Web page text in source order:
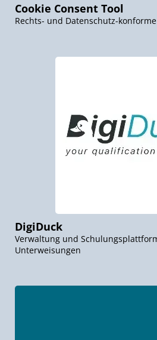
Cookie Consent Tool
Rechts- und Datenschutz-
DigiDuck
Verwaltung und
Unterweisungen